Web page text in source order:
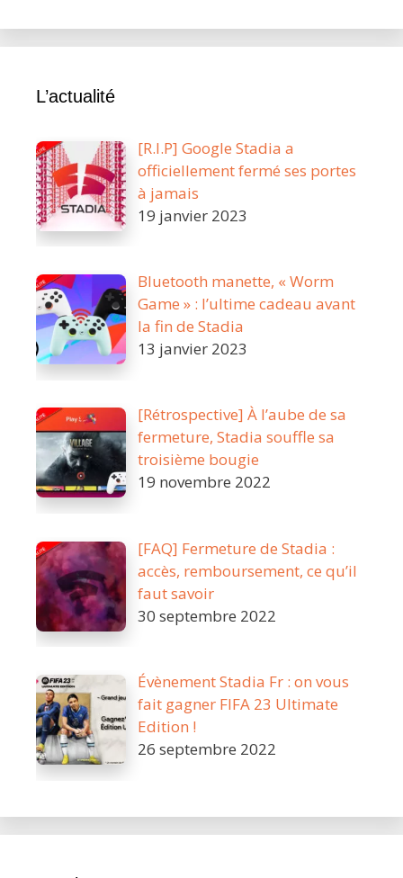
le
Stadia
L’actualité
[R.I.P] Google Stadia a
officiellement fermé ses portes
à jamais
19 janvier 2023
Bluetooth manette, « Worm
Game » : l’ultime cadeau avant
la fin de Stadia
13 janvier 2023
[Rétrospective] À l’aube de sa
fermeture, Stadia souffle sa
troisième bougie
19 novembre 2022
[FAQ] Fermeture de Stadia :
accès, remboursement, ce qu’il
faut savoir
30 septembre 2022
Évènement Stadia Fr : on vous
fait gagner FIFA 23 Ultimate
Edition !
26 septembre 2022